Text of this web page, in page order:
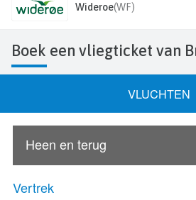
Wideroe(WF)
Boek een vliegticket van